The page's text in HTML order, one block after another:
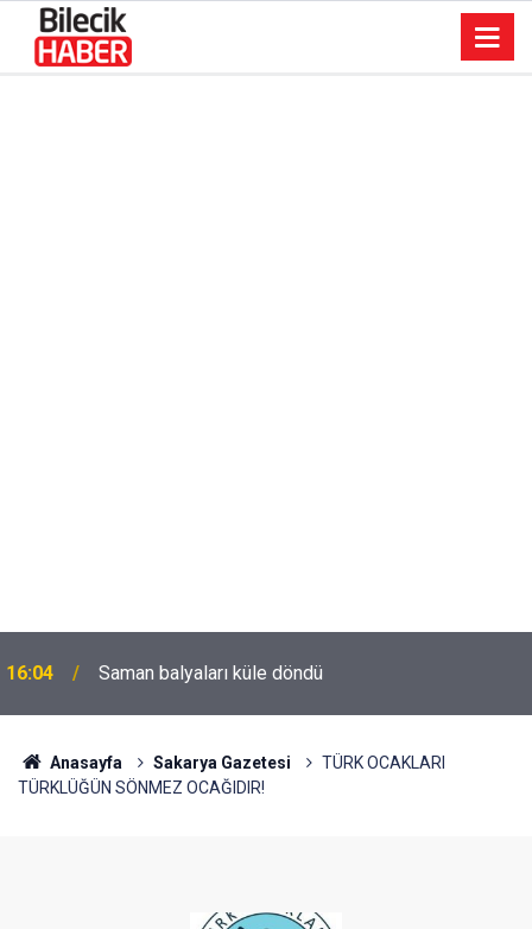
16:04 Saman balyaları küle döndü
Anasayfa Sakarya Gazetesi
TÜRK OCAKLARI
TÜRKLÜĞÜN SÖNMEZ OCAĞIDIR!